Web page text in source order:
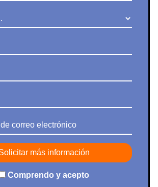
correo electrónico
Comprendo y acepto